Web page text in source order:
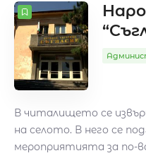
В читалището се
на селото. В него се
мероприятията за по-